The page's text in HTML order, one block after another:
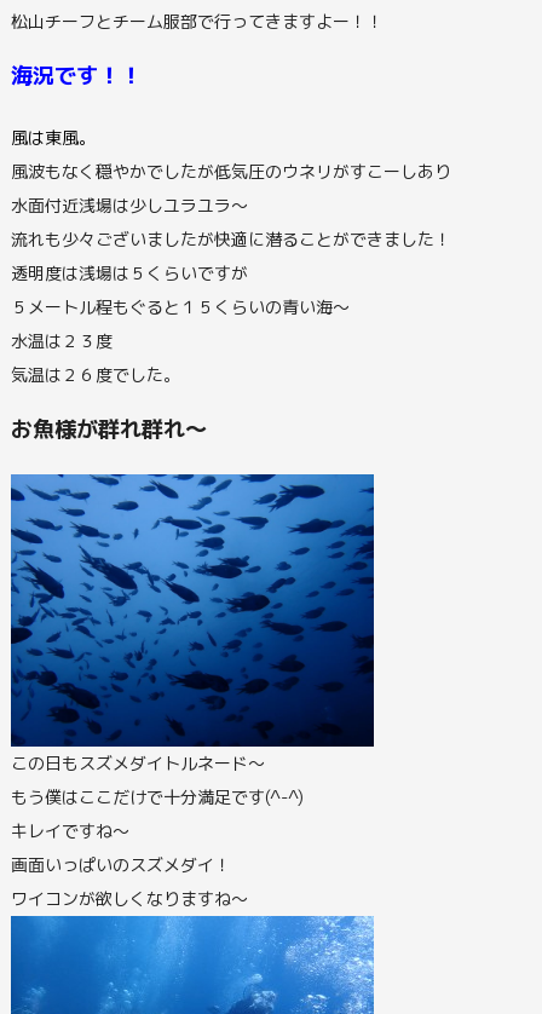
松山チーフとチーム服部で行ってきますよー！！
海況です！！
風は東風。
風波もなく穏やかでしたが低気圧のウネリがすこーしあり
水面付近浅場は少しユラユラ～
流れも少々ございましたが快適に潜ることができました！
透明度は浅場は５くらいですが
５メートル程もぐると１５くらいの青い海～
水温は２３度
気温は２６度でした。
お魚様が群れ群れ～
この日もスズメダイトルネード～
もう僕はここだけで十分満足です(^-^)
キレイですね～
画面いっぱいのスズメダイ！
ワイコンが欲しくなりますね～